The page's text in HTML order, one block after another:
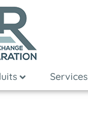
Services